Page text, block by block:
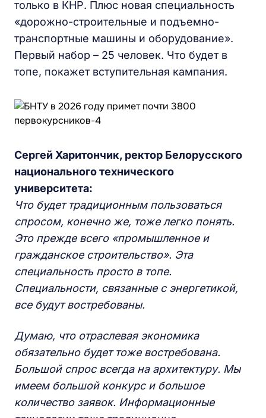
только в КНР. Плюс новая специальность
«дорожно-строительные и подъемно-
транспортные машины и оборудование».
Первый набор – 25 человек. Что будет в
топе, покажет вступительная кампания.
Сергей Харитончик, ректор Белорусского
национального технического
университета:
Что будет традиционным пользоваться
спросом, конечно же, тоже легко понять.
Это прежде всего «промышленное и
гражданское строительство». Эта
специальность просто в топе.
Специальности, связанные с энергетикой,
все будут востребованы.
Думаю, что отраслевая экономика
обязательно будет тоже востребована.
Большой спрос всегда на архитектуру. Мы
имеем большой конкурс и большое
количество заявок. Информационные